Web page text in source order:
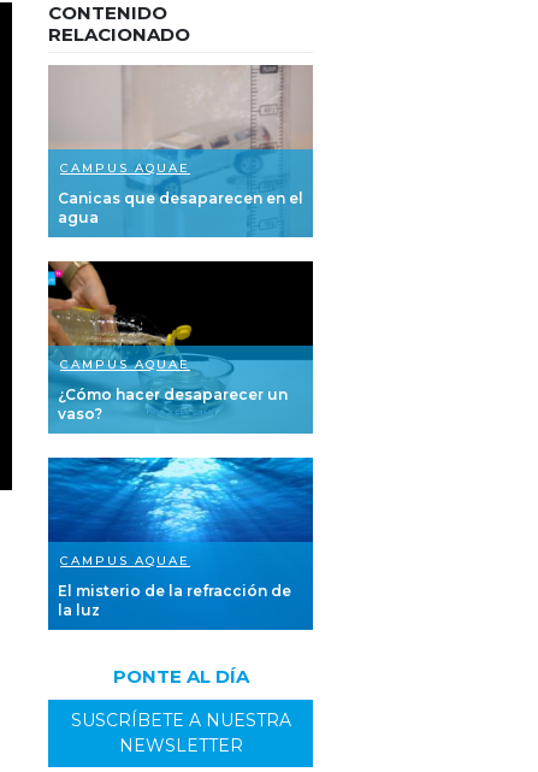
CONTENIDO
RELACIONADO
CAMPUS AQUAE
Canicas que desaparecen en el
agua
CAMPUS AQUAE
¿Cómo hacer desaparecer un
vaso?
CAMPUS AQUAE
El misterio de la refracción de
la luz
PONTE AL DÍA
SUSCRÍBETE A NUESTRA
NEWSLETTER